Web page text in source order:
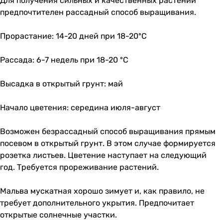
предпочтителен рассадный способ выращивания.
Прорастание: 14-20 дней при 18-20ºС
Рассада: 6-7 недель при 18-20 ºС
Высадка в открытый грунт: май
Начало цветения: середина июля-август
Возможен безрассадный способ выращивания прямым
посевом в открытый грунт. В этом случае формируется
розетка листьев. Цветение наступает на следующий
год. Требуется прореживание растений.
Мальва мускатная хорошо зимует и, как правило, не
требует дополнительного укрытия. Предпочитает
открытые солнечные участки.